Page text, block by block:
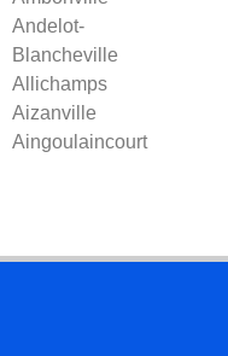
Andelot-
Blancheville
Allichamps
Aizanville
Aingoulaincourt